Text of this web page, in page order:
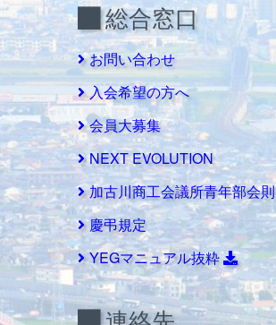
総合窓口
お問い合わせ
入会希望の方へ
会員大募集
NEXT EVOLUTION
加古川商工会議所青年部会則
慶弔規定
YEGマニュアル抜粋